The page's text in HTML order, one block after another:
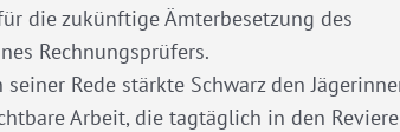
die zukünftige Ämterbesetzung des
Rechnungsprüfers.
Rede stärkte Schwarz den
Arbeit, die tagtäglich in den